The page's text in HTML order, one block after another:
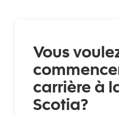
Vous
carrière à
Scotia?